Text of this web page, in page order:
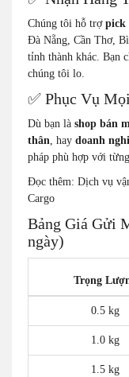
Chúng tôi hỗ trợ pick
Đà Nẵng, Cần Thơ,
tỉnh thành khác. Bạn
chúng tôi lo.
✅ Phục Vụ
Dù bạn là shop bán
thân, hay doanh
pháp phù hợp với
Đọc thêm: Dịch vụ
Cargo
Bảng Giá Gửi
ngày)
Trọng
0.5 kg
1.0 kg
1.5 kg